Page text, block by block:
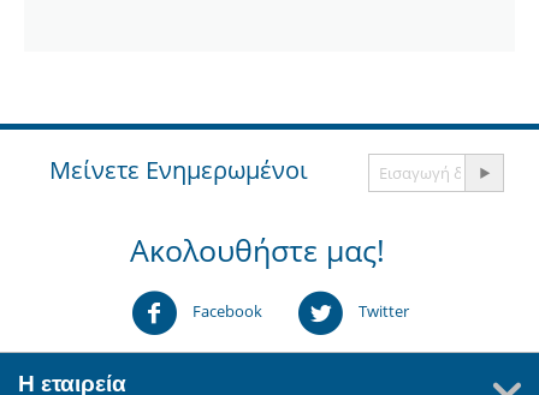
Μείνετε Ενημερωμένοι
Ακολουθήστε μας!
Facebook Twitter
Η εταιρεία